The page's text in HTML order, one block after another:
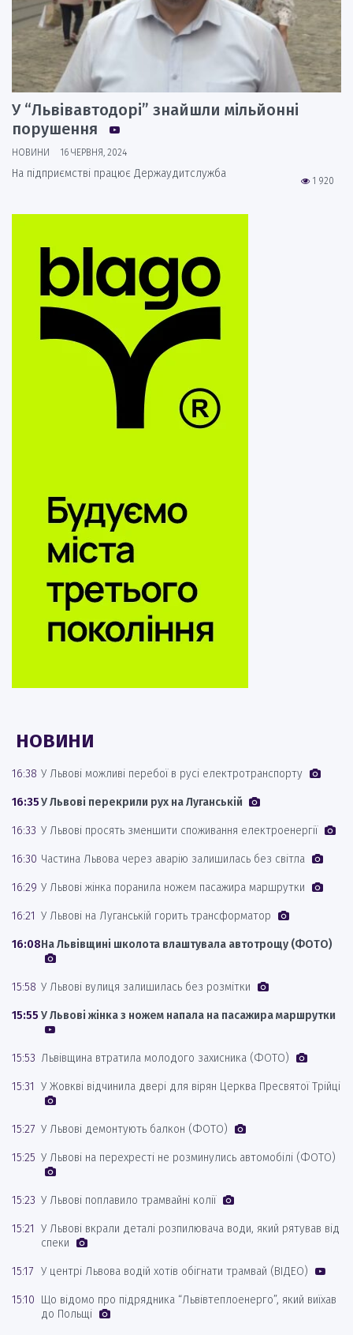
У “Львівавтодорі” знайшли мільйонні
порушення
НОВИНИ 16 ЧЕРВНЯ, 2024
1 920
На підприємстві працює Держаудитслужба
НОВИНИ
16:38 У Львові можливі перебої в русі електротранспорту
16:35У Львові перекрили рух на Луганській
16:33 У Львові просять зменшити споживання електроенергії
16:30 Частина Львова через аварію залишилась без світла
16:29 У Львові жінка поранила ножем пасажира маршрутки
16:21 У Львові на Луганській горить трансформатор
16:08На Львівщині школота влаштувала автотрощу (ФОТО)
15:58 У Львові вулиця залишилась без розмітки
15:55 У Львові жінка з ножем напала на пасажира маршрутки
15:53 Львівщина втратила молодого захисника (ФОТО)
15:31 У Жовкві відчинила двері для вірян Церква Пресвятої Трійці
15:27 У Львові демонтують балкон (ФОТО)
15:25 У Львові на перехресті не розминулись автомобілі (ФОТО)
15:23 У Львові поплавило трамвайні колії
15:21 У Львові вкрали деталі розпилювача води, який рятував від
спеки
15:17 У центрі Львова водій хотів обігнати трамвай (ВІДЕО)
15:10 Що відомо про підрядника “Львівтеплоенерго”, який виїхав
до Польщі